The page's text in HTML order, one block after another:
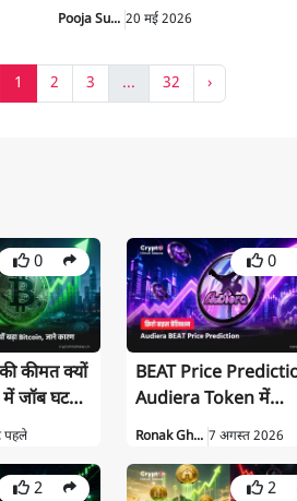
में पड़ने से पहले जानें
Pooja Su... 20 मई 2026
1 2 3 ... 32 ›
0
कीमत क्यों
में जॉब घटने
पहले
0
BEAT Price
Audiera Token में
Volatility के पीछे का सच
Ronak Gh... 7 अगस्त 2026
2 2